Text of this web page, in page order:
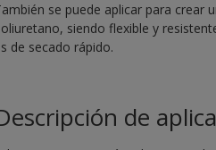
se puede aplicar para crear
siendo flexible y
de secado rápido.
de